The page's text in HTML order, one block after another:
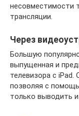
несовместимости
трансляции.
Через
Большую
выпущенная и
телевизора с iPad.
позволяя с
только выводить